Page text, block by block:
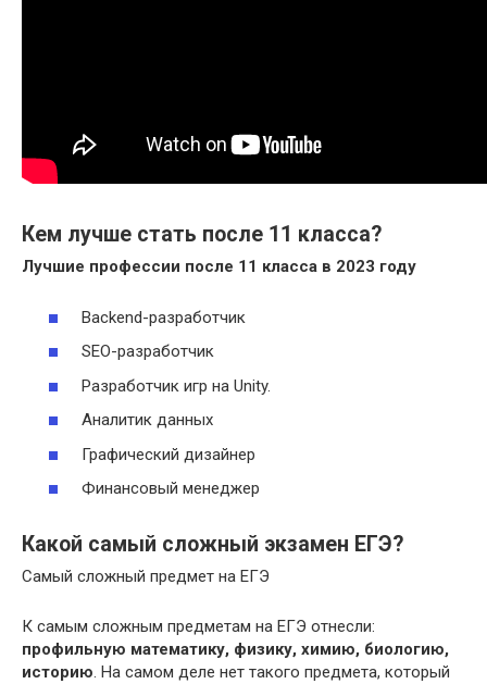
Кем лучше стать после 11 класса?
Лучшие профессии после 11 класса в 2023 году
Backend-разработчик
SEO-разработчик
Разработчик игр на Unity.
Аналитик данных
Графический дизайнер
Финансовый менеджер
Какой самый сложный экзамен ЕГЭ?
Самый сложный предмет на ЕГЭ
К самым сложным предметам на ЕГЭ отнесли:
профильную математику, физику, химию, биологию,
историю. На самом деле нет такого предмета, который